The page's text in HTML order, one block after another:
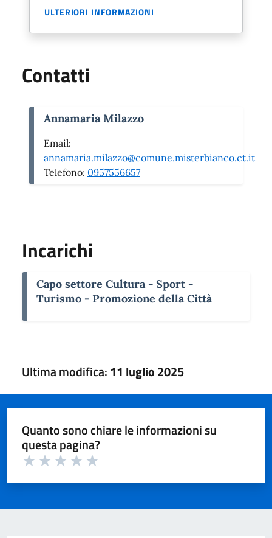
ULTERIORI INFORMAZIONI
Contatti
Annamaria Milazzo
Email:
annamaria.milazzo@comune.misterbianco.ct.it
Telefono: 0957556657
Incarichi
Capo settore Cultura - Sport -
Turismo - Promozione della Città
Ultima modifica:11 luglio 2025
Quanto sono chiare le informazioni su
questa pagina?